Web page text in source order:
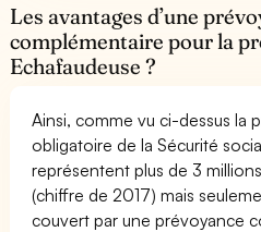
Les avantages d’une
complémentaire pour la
Echafaudeuse ?
Ainsi, comme vu ci-dessus la
obligatoire de la Sécurité
représentent plus de 3
(chiffre de 2017) mais
couvert par une prévoyance